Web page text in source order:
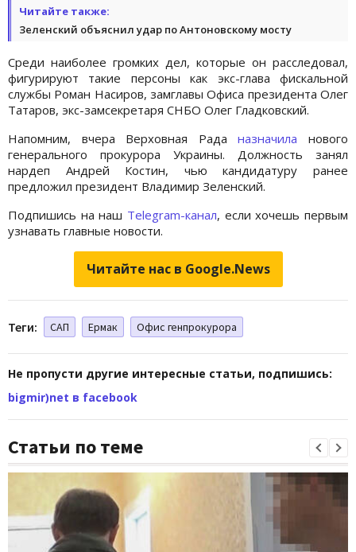
Читайте также:
Зеленский объяснил удар по Антоновскому мосту
Среди наиболее громких дел, которые он расследовал,
фигурируют такие персоны как экс-глава фискальной
службы Роман Насиров, замглавы Офиса президента Олег
Татаров, экс-замсекретаря СНБО Олег Гладковский.
Напомним, вчера Верховная Раданазначила нового
генерального прокурора Украины. Должность занял
нардеп Андрей Костин, чью кандидатуру ранее
предложил президент Владимир Зеленский.
Подпишись на наш Telegram-канал, если хочешь первым
узнавать главные новости.
Читайте нас в Google.News
Теги: САП Ермак Офис генпрокурора
Не пропусти другие интересные статьи, подпишись:
bigmir)net в facebook
Статьи по теме